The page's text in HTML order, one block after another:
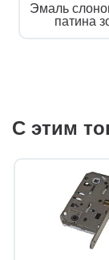
Эмаль
патина
С этим